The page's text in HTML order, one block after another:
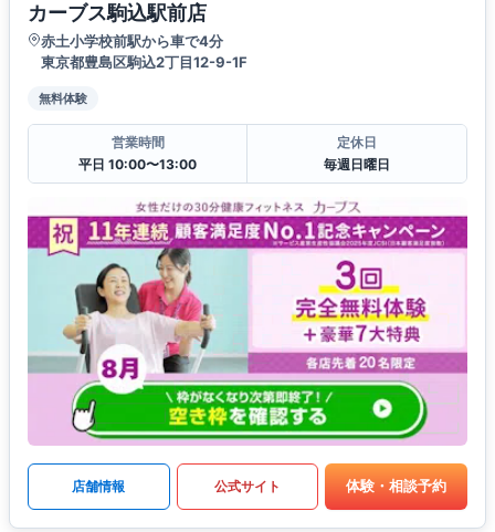
カーブス駒込駅前店
赤土小学校前駅から車で4分
東京都豊島区駒込2丁目12-9-1F
無料体験
営業時間
平日 10:00〜13:00
定休日
毎週日曜日
店舗情報 公式サイト 体験・相談予約